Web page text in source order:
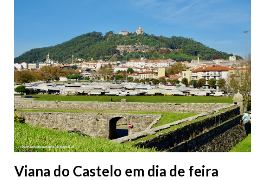
subterrâneos. O Parque da Estação Viana Shopping é grátis de
2ª a 5ª feira a partir das 20:00 (DIAS ÚTEIS)
Viana do Castelo em dia de feira